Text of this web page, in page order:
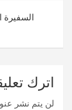
السفيرة
اترك
لن يتم نشر